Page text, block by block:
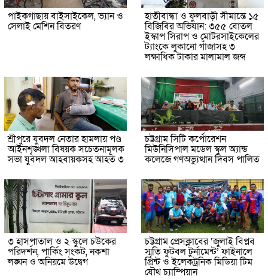
পাইকগাছায় বাইসাইকেল, ভ্যান ও
সেলাই মেশিন বিতরণ
হাতীবান্ধা ও ফুলবাড়ী সীমান্তে ১৫
বিজিবির অভিযান: ৩৫৫ বোতল
ইস্কাপ সিরাপ ও মোটরসাইকেলের
ট্যাংকে লুকানো গাঁজাসহ ৩
লক্ষাধিক টাকার মালামাল জব্দ
শ্রীপুরে যুবদল নেতার হামলায় পণ্ড
আইনশৃঙ্খলা বিষয়ক সচেতনামূলক
সভা যুবদল আহবায়কসহ আহত ৩
চট্টগ্রাম সিটি কর্পোরেশন
মিউনিসিপাল মডেল স্কুল অ্যান্ড
কলেজে গণঅভ্যুত্থান দিবস পালিত
৩ হাসপাতাল ও ২ স্কুলে চউকের
পরিদর্শন, পার্কিং সংকট, নকশা
লঙ্ঘন ও অনিয়মে উদ্বেগ
চট্টগ্রাম প্রেসক্লাবের ‘জুলাই বিপ্লব
স্মৃতি ফুটবল টুর্নামেন্ট’ ফাইনালে
প্রিন্ট ও ইলেকট্রনিক মিডিয়া টিম
যৌথ চ্যাম্পিয়ান